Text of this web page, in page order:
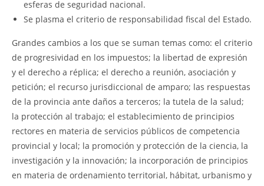
esferas de seguridad nacional.
Se plasma el criterio de responsabilidad fiscal del Estado.
Grandes cambios a los que se suman temas como: el criterio
de progresividad en los impuestos; la libertad de expresión
y el derecho a réplica; el derecho a reunión, asociación y
petición; el recurso jurisdiccional de amparo; las respuestas
de la provincia ante daños a terceros; la tutela de la salud;
la protección al trabajo; el establecimiento de principios
rectores en materia de servicios públicos de competencia
provincial y local; la promoción y protección de la ciencia, la
investigación y la innovación; la incorporación de principios
en materia de ordenamiento territorial, hábitat, urbanismo y